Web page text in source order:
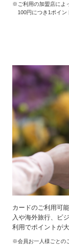
※ご利用の加盟店によ
100円につき1ポイン
カードのご利用可
入や海外旅行、ビ
利用でポイントが
※会員お一人様ごとの